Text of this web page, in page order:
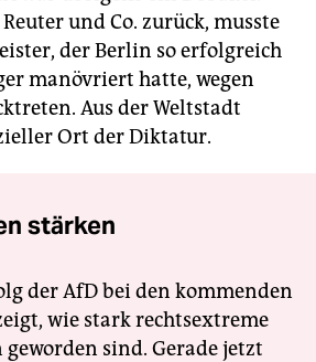
und Co. zurück, musste
der Berlin so erfolgreich
manövriert hatte, wegen
Aus der Weltstadt
Ort der Diktatur.
stärken
der AfD bei den kommenden
wie stark rechtsextreme
sind. Gerade jetzt